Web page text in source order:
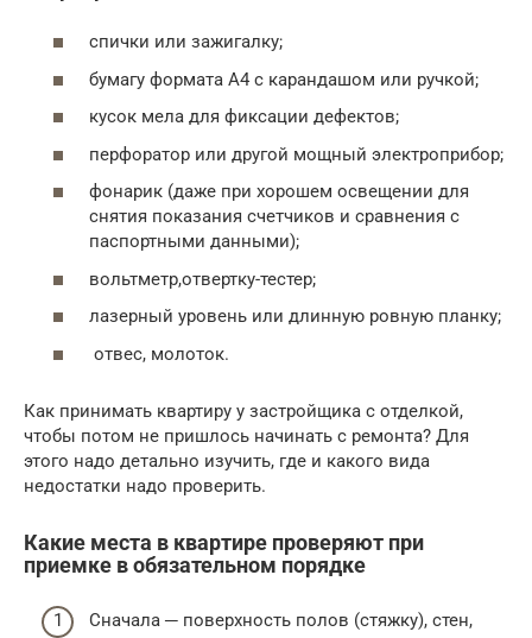
спички или зажигалку;
бумагу формата А4 с карандашом или ручкой;
кусок мела для фиксации дефектов;
перфоратор или другой мощный электроприбор;
фонарик (даже при хорошем освещении для
снятия показания счетчиков и сравнения с
паспортными данными);
вольтметр,отвертку-тестер;
лазерный уровень или длинную ровную планку;
отвес, молоток.
Как принимать квартиру у застройщика с отделкой,
чтобы потом не пришлось начинать с ремонта? Для
этого надо детально изучить, где и какого вида
недостатки надо проверить.
Какие места в квартире проверяют при
приемке в обязательном порядке
Сначала ─ поверхность полов (стяжку), стен,